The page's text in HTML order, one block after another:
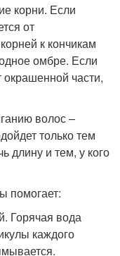
корни. Если
от
к кончикам
омбре. Если
части,
волос –
только тем
длину и тем, у кого
помогает:
Горячая вода
каждого